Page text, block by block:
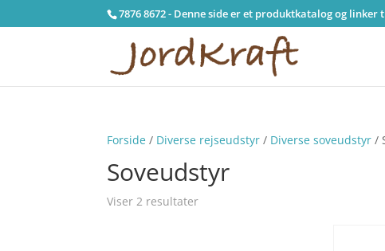
7876 8672 - Denne side er et produktkatalog og
Forside / Diverse rejseudstyr / Diverse soveudstyr /
Soveudstyr
Viser 2 resultater